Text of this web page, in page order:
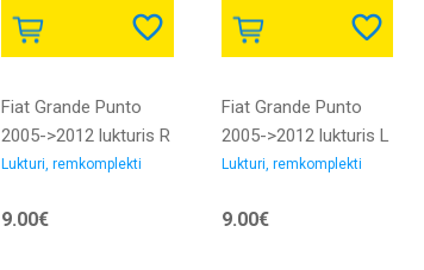
Fiat Grande Punto
2005->2012 lukturis R
remkomplekts
Lukturi, remkomplekti
9.00€
Fiat Grande Punto
2005->2012 lukturis L
remkomplekts
Lukturi, remkomplekti
9.00€